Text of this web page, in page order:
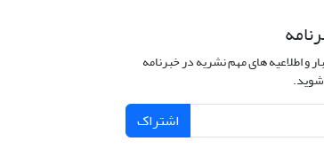
و اطلاعیه های مهم نشریه در خبرنامه
اشتراک